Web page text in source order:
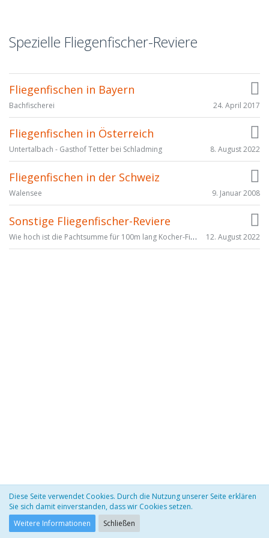
Spezielle Fliegenfischer-Reviere
Fliegenfischen in Bayern
Bachfischerei 24. April 2017
Fliegenfischen in Österreich
Untertalbach - Gasthof Tetter bei Schladming 8. August 2022
Fliegenfischen in der Schweiz
Walensee 9. Januar 2008
Sonstige Fliegenfischer-Reviere
Wie hoch ist die Pachtsumme für 100m lang Kocher-Fischwasser? 12. August 2022
Datenschutzerklärung Impressum
Community-Software:
Diese Seite verwendet Cookies. Durch die Nutzung unserer Seite erklären
Sie sich damit einverstanden, dass wir Cookies setzen.
Weitere Informationen
Schließen